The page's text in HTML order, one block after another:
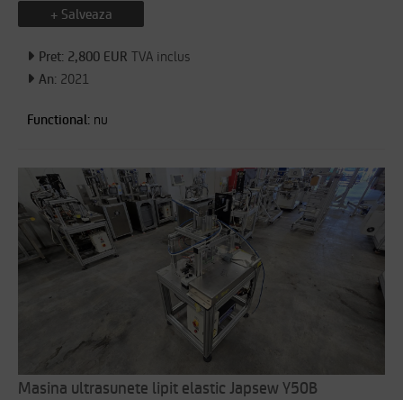
+ Salveaza
Pret: 2,800 EUR TVA inclus
An: 2021
Functional: nu
Masina ultrasunete lipit elastic Japsew Y50B